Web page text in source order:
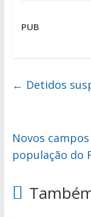
PUB
← Detidos
Novos
população do